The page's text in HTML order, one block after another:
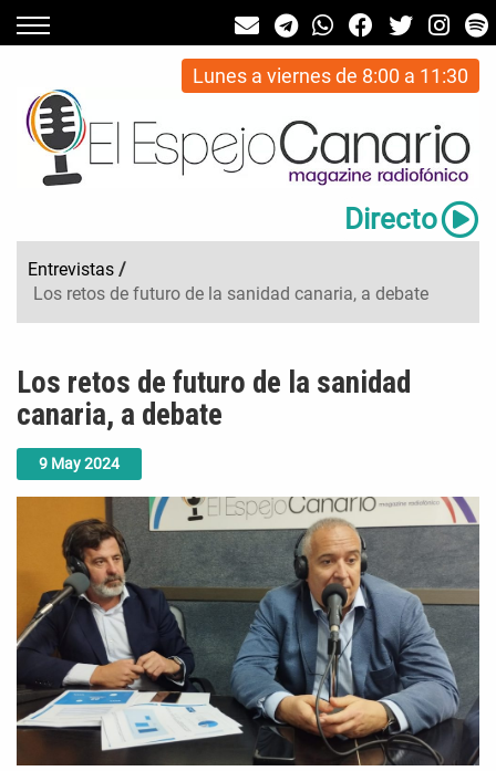
Lunes a viernes de 8:00 a 11:30
Directo
Entrevistas /
Los retos de futuro de la sanidad canaria, a debate
9 May2024
Los retos de futuro de la sanidad
canaria, a debate